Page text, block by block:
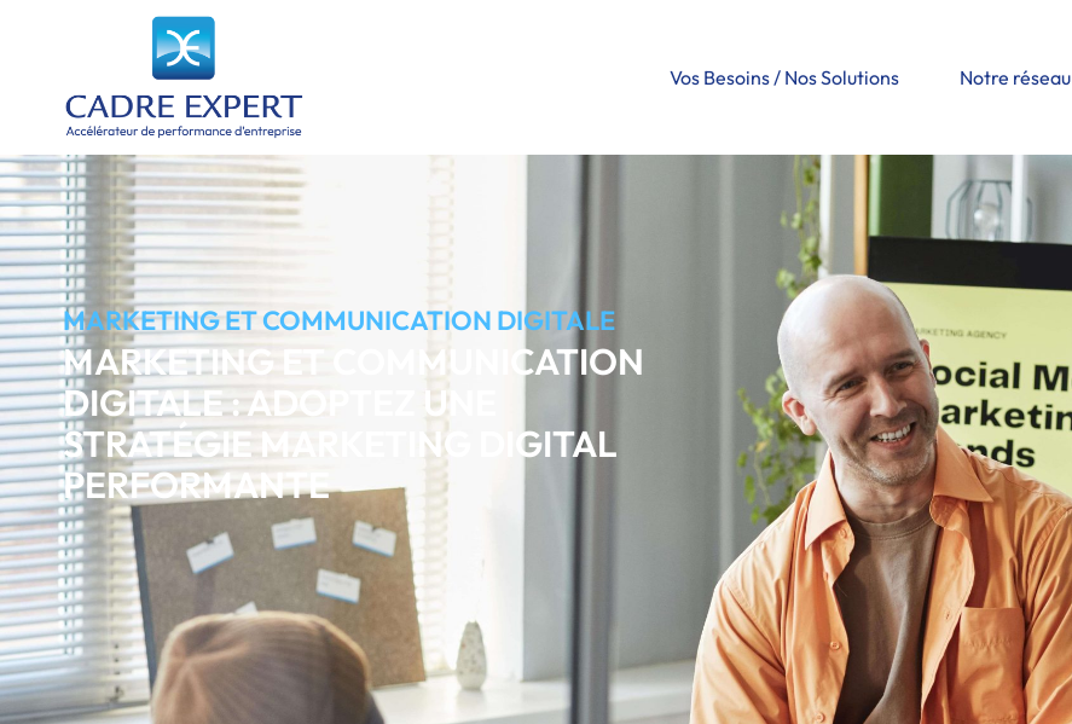
Vos Besoins / Nos Solutions Notre réseau
MARKETING ET COMMUNICATION DIGITALE
MARKETING ET COMMUNICATION
DIGITALE : ADOPTEZ UNE
STRATÉGIE MARKETING DIGITAL
PERFORMANTE